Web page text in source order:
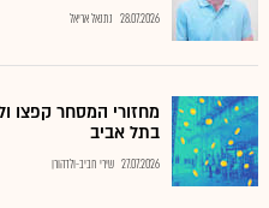
28.07.2026 נתנאל אריאל
מחזורי המסחר קפצו
בתל אביב
27.07.2026 שירי חביב-ולדהורן